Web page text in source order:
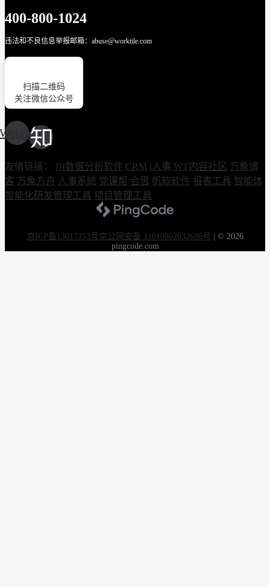
400-800-1024
违法和不良信息举报邮箱：abuse@worktile.com
扫描二维码
关注微信公众号
Weixin
友情链接： BI数据分析软件 CRM i人事 WT内容社区 万象博
客 万象方舟 人事系统 党课帮 合思 帆软软件 报表工具 智能体
智能化研发管理工具 项目管理工具
京ICP备13017353号京公网安备 11010802032686号
© 2026
pingcode.com